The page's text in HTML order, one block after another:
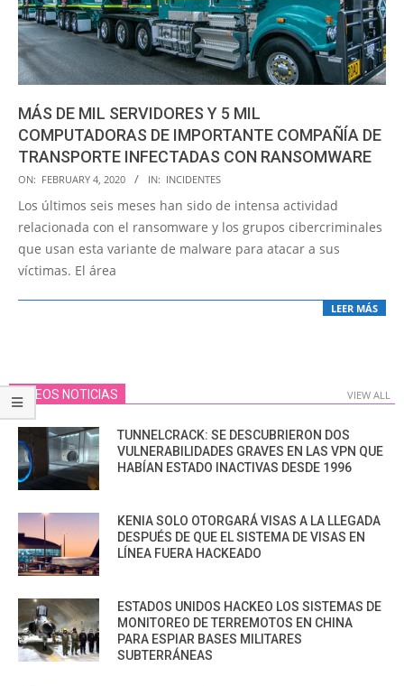
MÁS DE MIL SERVIDORES Y 5 MIL
COMPUTADORAS DE IMPORTANTE COMPAÑÍA DE
TRANSPORTE INFECTADAS CON RANSOMWARE
2020-
02-
04
ON: FEBRUARY 4, 2020 IN: INCIDENTES
Los últimos seis meses han sido de intensa actividad
relacionada con el ransomware y los grupos cibercriminales
que usan esta variante de malware para atacar a sus
víctimas. El área
LEER MÁS
VIDEOS NOTICIAS VIEW ALL
TUNNELCRACK: SE DESCUBRIERON DOS
VULNERABILIDADES GRAVES EN LAS VPN QUE
HABÍAN ESTADO INACTIVAS DESDE 1996
KENIA SOLO OTORGARÁ VISAS A LA LLEGADA
DESPUÉS DE QUE EL SISTEMA DE VISAS EN
LÍNEA FUERA HACKEADO
ESTADOS UNIDOS HACKEO LOS SISTEMAS DE
MONITOREO DE TERREMOTOS EN CHINA
PARA ESPIAR BASES MILITARES
SUBTERRÁNEAS